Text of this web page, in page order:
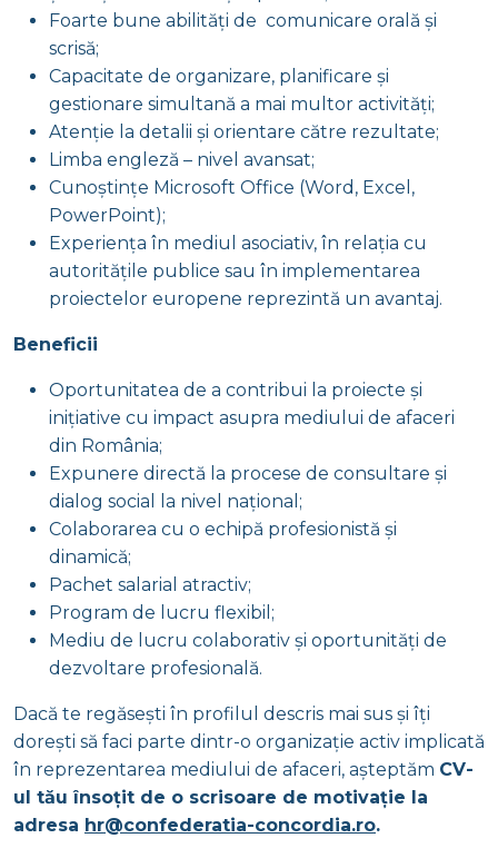
Foarte bune abilități de comunicare orală și
scrisă;
Capacitate de organizare, planificare și
gestionare simultană a mai multor activități;
Atenție la detalii și orientare către rezultate;
Limba engleză – nivel avansat;
Cunoștințe Microsoft Office (Word, Excel,
PowerPoint);
Experiența în mediul asociativ, în relația cu
autoritățile publice sau în implementarea
proiectelor europene reprezintă un avantaj.
Beneficii
Oportunitatea de a contribui la proiecte și
inițiative cu impact asupra mediului de afaceri
din România;
Expunere directă la procese de consultare și
dialog social la nivel național;
Colaborarea cu o echipă profesionistă și
dinamică;
Pachet salarial atractiv;
Program de lucru flexibil;
Mediu de lucru colaborativ și oportunități de
dezvoltare profesională.
Dacă te regăsești în profilul descris mai sus și îți
dorești să faci parte dintr-o organizație activ implicată
în reprezentarea mediului de afaceri, așteptăm CV-
ul tău însoțit de o scrisoare de motivație la
adresa hr@confederatia-concordia.ro.